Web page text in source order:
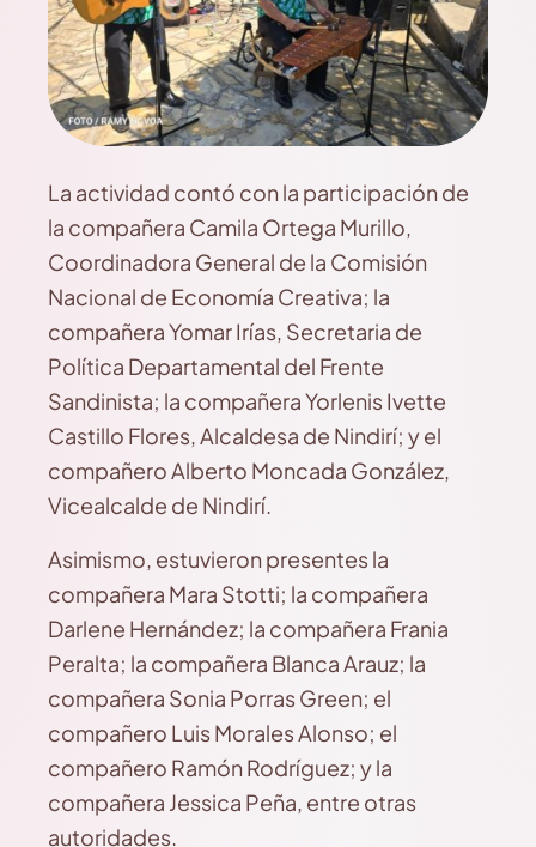
La actividad contó con la participación de
la compañera Camila Ortega Murillo,
Coordinadora General de la Comisión
Nacional de Economía Creativa; la
compañera Yomar Irías, Secretaria de
Política Departamental del Frente
Sandinista; la compañera Yorlenis Ivette
Castillo Flores, Alcaldesa de Nindirí; y el
compañero Alberto Moncada González,
Vicealcalde de Nindirí.
Asimismo, estuvieron presentes la
compañera Mara Stotti; la compañera
Darlene Hernández; la compañera Frania
Peralta; la compañera Blanca Arauz; la
compañera Sonia Porras Green; el
compañero Luis Morales Alonso; el
compañero Ramón Rodríguez; y la
compañera Jessica Peña, entre otras
autoridades.